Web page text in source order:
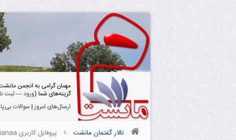
مهمان گرامی به انجمن
گزینه‌های شما (ورود—ثبت
ارسال‌های امروز| سوالات
تالار گفتمان مانشت پروفایل کاربری kianaa